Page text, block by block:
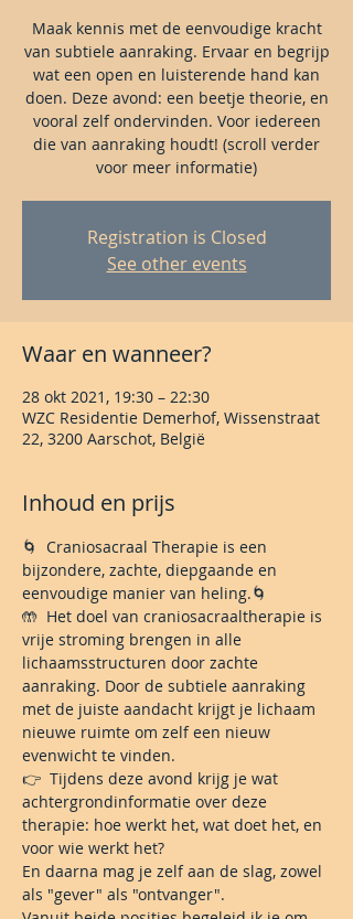
Maak kennis met de eenvoudige kracht
van subtiele aanraking. Ervaar en begrijp
wat een open en luisterende hand kan
doen. Deze avond: een beetje theorie, en
vooral zelf ondervinden. Voor iedereen
die van aanraking houdt! (scroll verder
voor meer informatie)
Registration is Closed
See other events
Waar en wanneer?
28 okt 2021, 19:30 – 22:30
WZC Residentie Demerhof, Wissenstraat
22, 3200 Aarschot, België
Inhoud en prijs
🌀  Craniosacraal Therapie is een
bijzondere, zachte, diepgaande en
eenvoudige manier van heling.🌀
🤲  Het doel van craniosacraaltherapie is
vrije stroming brengen in alle
lichaamsstructuren door zachte
aanraking. Door de subtiele aanraking
met de juiste aandacht krijgt je lichaam
nieuwe ruimte om zelf een nieuw
evenwicht te vinden.
👉  Tijdens deze avond krijg je wat
achtergrondinformatie over deze
therapie: hoe werkt het, wat doet het, en
voor wie werkt het?
En daarna mag je zelf aan de slag, zowel
als "gever" als "ontvanger".